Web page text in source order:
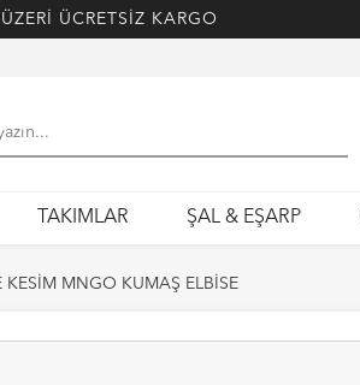
ÜCRETSİZ KARGO
TAKIMLAR ŞAL & EŞARP
MNGO KUMAŞ ELBİSE